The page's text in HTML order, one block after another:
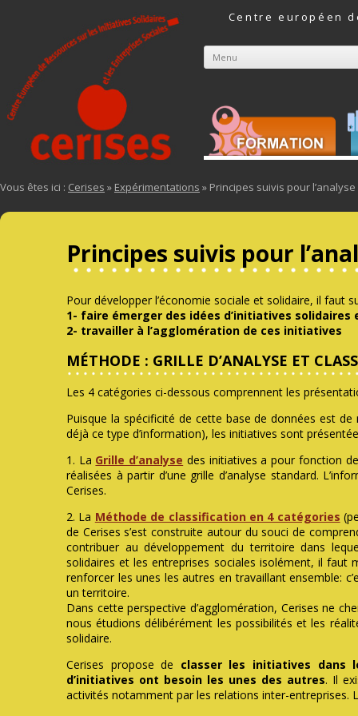
Centre européen
Menu
Aller au contenu
Vous êtes ici : Cerises » Expérimentations » Principes suivis pour l’analyse
Principes suivis pour
Pour développer l’économie sociale et solidaire, il faut
1- faire émerger des idées d’initiatives
2- travailler à l’agglomération de ces initiatives
MÉTHODE : GRILLE D’ANALYSE ET
Les 4 catégories ci-dessous comprennent les
Puisque la spécificité de cette base de données est de
déjà ce type d’information), les initiatives sont
1. La Grille d’analyse des initiatives a pour fonction
réalisées à partir d’une grille d’analyse standard.
Cerises.
2. La Méthode de classification en 4 catégories
de Cerises s’est construite autour du souci de
contribuer au développement du territoire dans
solidaires et les entreprises sociales isolément, il
renforcer les unes les autres en travaillant ensemble:
un territoire.
Dans cette perspective d’agglomération, Cerises ne
nous étudions délibérément les possibilités et les
solidaire.
Cerises propose de classer les initiatives dans
d’initiatives ont besoin les unes des autres. Il
activités notamment par les relations inter-entreprises.